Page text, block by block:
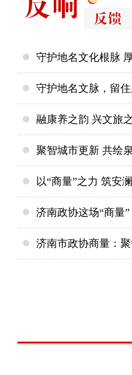
融康养之韵 兴文旅
以“商量”之力 筑安
济南政协这场“商量
济南市政协商量：